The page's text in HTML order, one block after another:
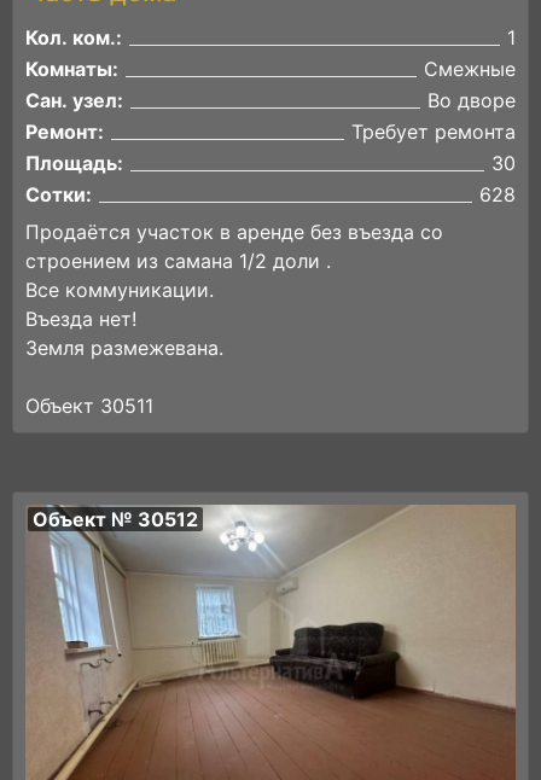
Кол. ком.:
1
Комнаты:
Смежные
Сан. узел:
Во дворе
Ремонт:
Требует ремонта
Площадь:
30
Сотки:
628
Продаётся участок в аренде без въезда со
строением из самана 1/2 доли .
Все коммуникации.
Въезда нет!
Земля размежевана.
Объект 30511
Объект № 30512